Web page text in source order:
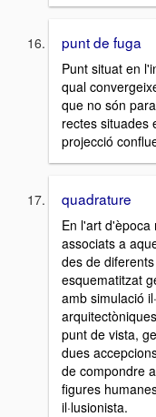
punt de fuga
Punt situat en
qual
que no són
rectes situades
projecció
quadrature
En l'art d'època
associats a
des de
esquematitzat
amb simulació
punt de vista,
dues
de compondre
figures
il·lusionista.